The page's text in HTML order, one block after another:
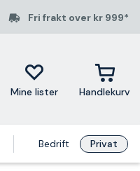
Fri frakt over kr 999*
Mine lister Handlekurv
Bedrift Privat